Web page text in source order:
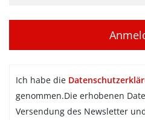
Ich habe die
genommen.Die erhobenen
Versendung des Newsletter